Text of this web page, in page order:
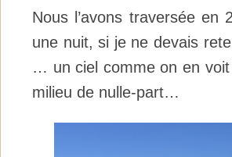
Nous l’avons traversée en
une nuit, si je ne devais
… un ciel comme on en
milieu de nulle-part…